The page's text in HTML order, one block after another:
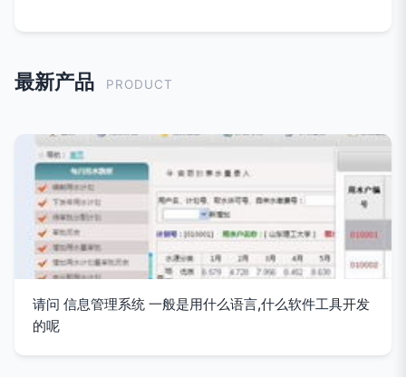
最新产品 PRODUCT
请问 信息管理系统 一般是用什么语言,什么软件工具开发
的呢